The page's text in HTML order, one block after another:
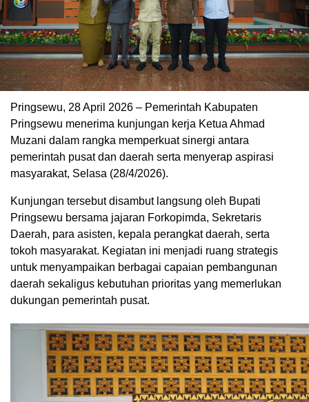
Pringsewu, 28 April 2026 – Pemerintah Kabupaten
Pringsewu menerima kunjungan kerja Ketua Ahmad
Muzani dalam rangka memperkuat sinergi antara
pemerintah pusat dan daerah serta menyerap aspirasi
masyarakat, Selasa (28/4/2026).
Kunjungan tersebut disambut langsung oleh Bupati
Pringsewu bersama jajaran Forkopimda, Sekretaris
Daerah, para asisten, kepala perangkat daerah, serta
tokoh masyarakat. Kegiatan ini menjadi ruang strategis
untuk menyampaikan berbagai capaian pembangunan
daerah sekaligus kebutuhan prioritas yang memerlukan
dukungan pemerintah pusat.